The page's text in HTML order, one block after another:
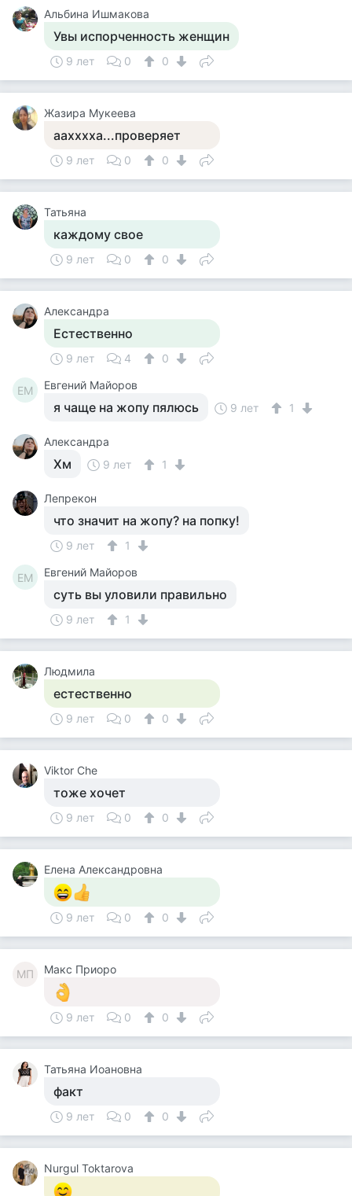
Альбина Ишмакова
Увы испорченность женщин
9 лет 0 0
Жазира Мукеева
аахххха...проверяет
9 лет 0 0
Татьяна
каждому свое
9 лет 0 0
Александра
Естественно
9 лет 4 0
ЕМ Евгений Майоров
я чаще на жопу пялюсь 9 лет 1
Александра
Хм 9 лет 1
Лепрекон
что значит на жопу? на попку!
9 лет 1
ЕМ Евгений Майоров
суть вы уловили правильно
9 лет 1
Людмила
естественно
9 лет 0 0
Viktor Che
тоже хочет
9 лет 0 0
Елена Александровна
9 лет 0 0
МП Макс Приоро
9 лет 0 0
Татьяна Иоановна
факт
9 лет 0 0
Nurgul Toktarova